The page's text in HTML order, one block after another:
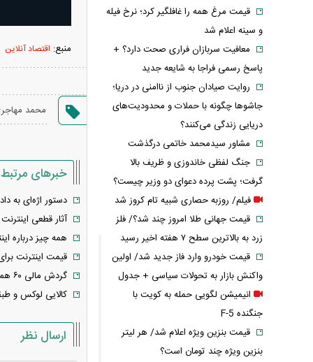
منبع: اقتصاد آنلاین
محمد
خبرهای مرتبط
دستور اژه‌ای به
آثار قطعی
همه چیز درباره
قیمت اینترنت
گردش مالی ۶۰ همتی اینترنت پرو در یک ماه / سودش به جیب چه کسانی می‌رود؟
کالایی لوکس و
ارسال نظر
قیمت مرغ همه را غافلگیر کرد؛ نرخ فیله
و سینه اعلام شد
معافیت سربازان فراری صحت دارد؟ +
پاسخ رسمی فراجا به شایعه جدید
روایت صیادان جنوب از ناامنی در دریا؛
جاشوها چگونه با حملات و محدودیت‌های
دریایی زندگی می‌کنند؟
مشاور سیدمحمد خاتمی درگذشت
جنگ لفظی خاندوزی و ظریف بالا
گرفت؛ پشت پرده دعوای دو وزیر چیست؟
فیلم/ روزبه حصاری شبیه تام کروز شد
قیمت جهانی طلا امروز چند شد؟/ فلز
زرد به بالاترین سطح ۷ هفته اخیر رسید
قیمت خودرو وارد فاز جدید شد/ اولین
واکنش بازار به تحولات سیاسی + جدول
انیمیشن لگویی حمله به کویت با
جنگنده F-5
قیمت بنزین ویژه اعلام شد/ هر لیتر
بنزین ویژه چند تومان است؟